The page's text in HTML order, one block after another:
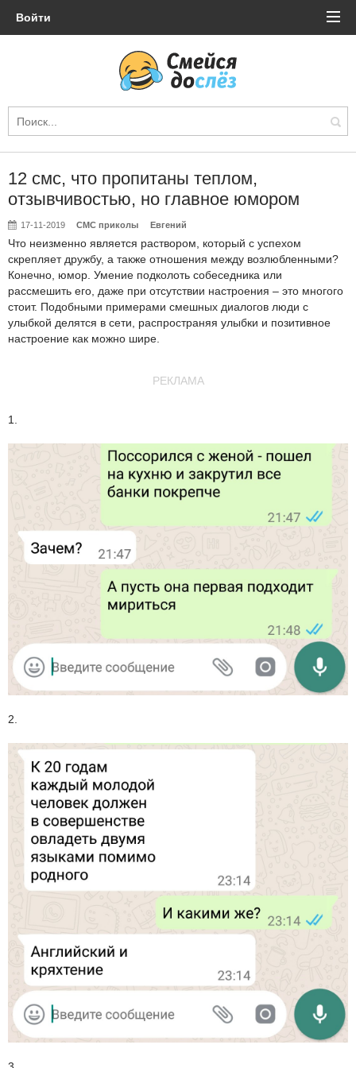
Войти
12 смс, что пропитаны теплом,
отзывчивостью, но главное юмором
17-11-2019 СМС приколы Евгений
Что неизменно является раствором, который с успехом
скрепляет дружбу, а также отношения между возлюбленными?
Конечно, юмор. Умение подколоть собеседника или
рассмешить его, даже при отсутствии настроения – это многого
стоит. Подобными примерами смешных диалогов люди с
улыбкой делятся в сети, распространяя улыбки и позитивное
настроение как можно шире.
РЕКЛАМА
1.
2.